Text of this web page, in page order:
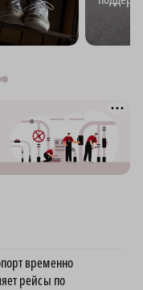
временно
рейсы по